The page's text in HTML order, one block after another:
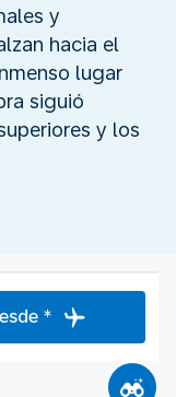
y
hacia el
lugar
siguió
y los
*